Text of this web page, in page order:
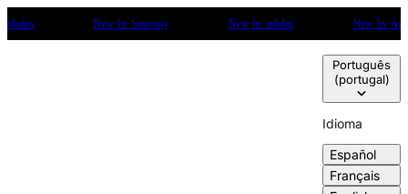
New In: Saucony New In: adidas New In: Arte Antwerp
Português
(portugal)
Idioma
Español
Français